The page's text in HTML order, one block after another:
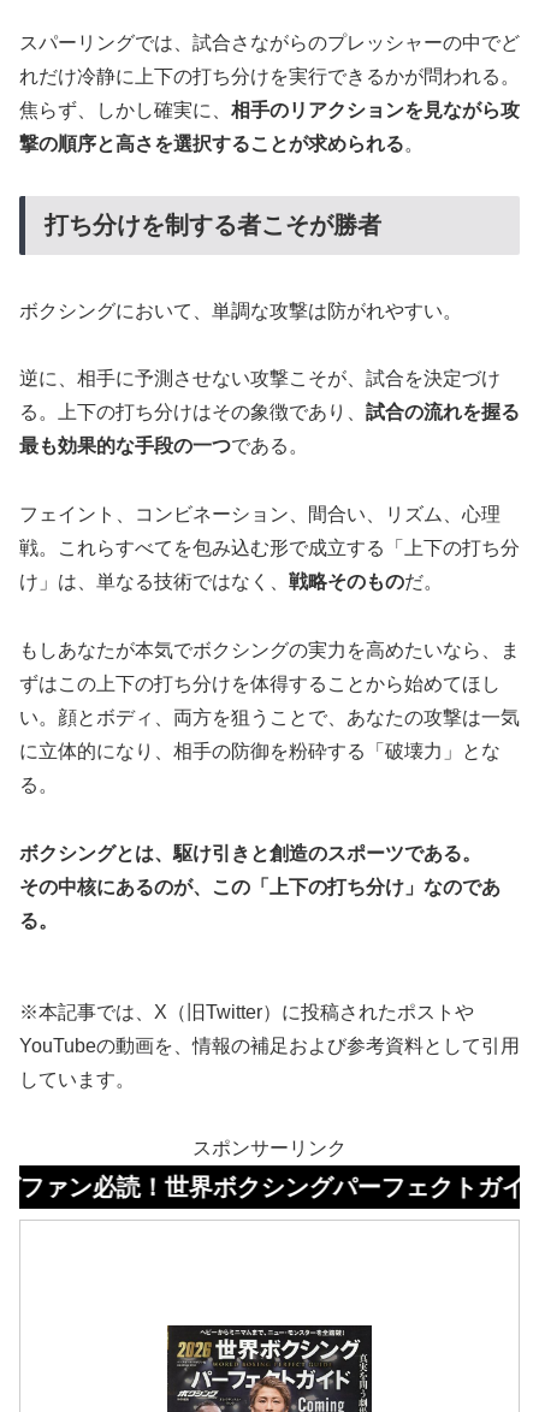
スパーリングでは、試合さながらのプレッシャーの中でど
れだけ冷静に上下の打ち分けを実行できるかが問われる。
焦らず、しかし確実に、 相手のリアクションを見ながら攻
撃の順序と高さを選択することが求められる。
打ち分けを制する者こそが勝者
ボクシングにおいて、単調な攻撃は防がれやすい。
逆に、相手に予測させない攻撃こそが、試合を決定づけ
る。上下の打ち分けはその象徴であり、 試合の流れを握る
最も効果的な手段の一つである。
フェイント、コンビネーション、間合い、リズム、心理
戦。これらすべてを包み込む形で成立する「上下の打ち分
け」は、単なる技術ではなく、 戦略そのものだ。
もしあなたが本気でボクシングの実力を高めたいなら、ま
ずはこの上下の打ち分けを体得することから始めてほし
い。顔とボディ、両方を狙うことで、あなたの攻撃は一気
に立体的になり、相手の防御を粉砕する「破壊力」とな
る。
ボクシングとは、駆け引きと創造のスポーツである。
その中核にあるのが、この「上下の打ち分け」なのであ
る。
※本記事では、X（旧Twitter）に投稿されたポストや
YouTubeの動画を、情報の補足および参考資料として引用
しています。
スポンサーリンク
！世界ボクシングパーフェクトガイドはコチラ